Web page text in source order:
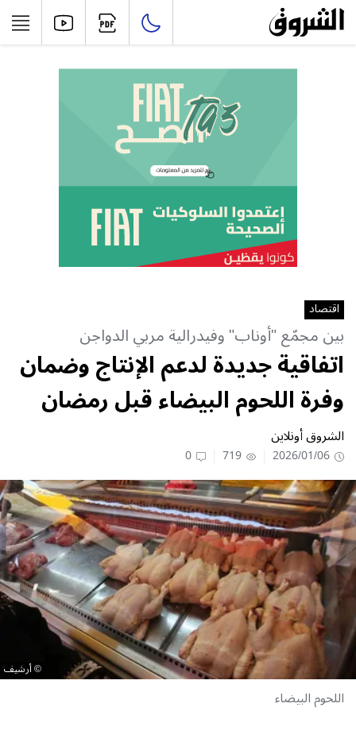
اقتصاد
بين مجمّع "أوناب" وفيدرالية مربي الدواجن
اتفاقية جديدة لدعم الإنتاج وضمان
وفرة اللحوم البيضاء قبل رمضان
الشروق أونلاين
2026/01/06
719
0
أرشيف
اللحوم البيضاء